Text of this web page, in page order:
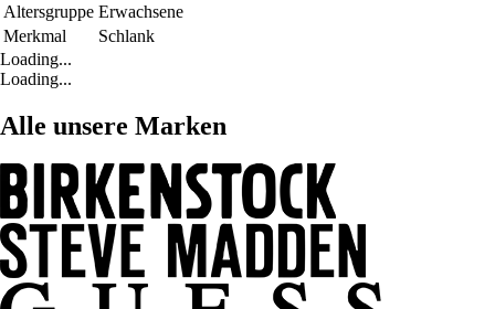
Altersgruppe Erwachsene
Merkmal
Schlank
Loading...
Loading...
Alle unsere Marken